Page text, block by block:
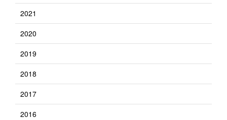
2021
2020
2019
2018
2017
2016